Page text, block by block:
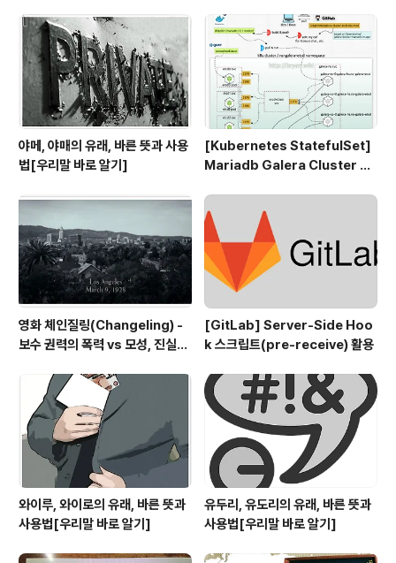
야메, 야매의 유래, 바른 뜻과 사용
법[우리말 바로 알기]
[Kubernetes StatefulSet]
Mariadb Galera Cluster wi
영화 체인질링(Changeling) -
보수 권력의 폭력 vs 모성, 진실을
[GitLab] Server-Side Hoo
k 스크립트(pre-receive) 활용
와이루, 와이로의 유래, 바른 뜻과
사용법[우리말 바로 알기]
유두리, 유도리의 유래, 바른 뜻과
사용법[우리말 바로 알기]